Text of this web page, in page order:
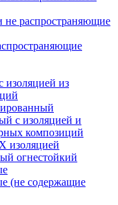
не распространяющие
изоляцией из
с изоляцией и
композиций
изоляцией
огнестойкий
(не содержащие